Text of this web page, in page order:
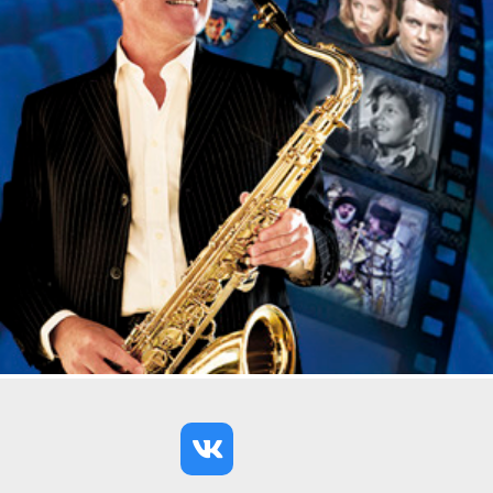
панорама Финского, набережная любимого
Севкабель Порт и большой настоящий рок
концерт.
Исполнители:
«Симфонические звери»– оркестр из Санкт-
Петербурга, который разрушает границы между
жанрами и эпохами. В авторских аранжировках
коллектива классическая музыка обретает новое
звучание, соединяясь с роком, джазом, поп-
музыкой и даже панком. Знакомые мелодии
становятся мощнее, смелее и ближе
современному слушателю, сохраняя при этом
красоту и величие оригинала.
оркестровые ударные, электрогитару и
легендарный гигантский гонг Там-Там. Каждое
произведение превращается в самостоятельную